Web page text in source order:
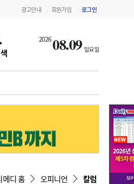
광고안내 회원가입 로그인
202608.09 일요일
약제급여 심사 결과
메디 홈 오피니언 칼럼